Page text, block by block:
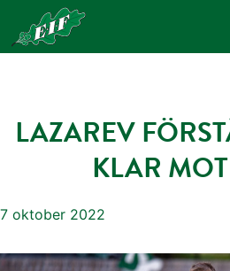
innehåll
LAZAREV
KLAR
7 oktober 2022